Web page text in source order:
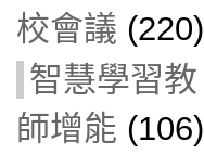
校會議 (220)
智慧學習教
師增能 (106)